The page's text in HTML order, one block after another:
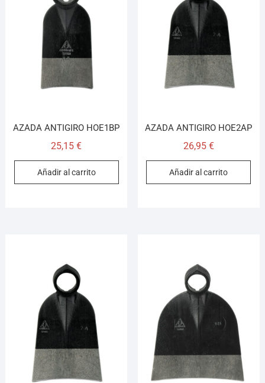
AZADA ANTIGIRO HOE1BP
25,15€
Añadir al carrito
AZADA ANTIGIRO HOE2AP
26,95 €
Añadir al carrito